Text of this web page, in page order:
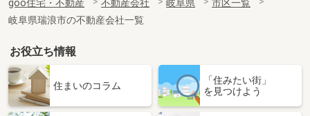
goo住宅・不動産 不動産会社 岐阜県
市区一覧
岐阜県瑞浪市の不動産会社一覧
お役立ち情報
住まいのコラム
「住みたい街」
を見つけよう